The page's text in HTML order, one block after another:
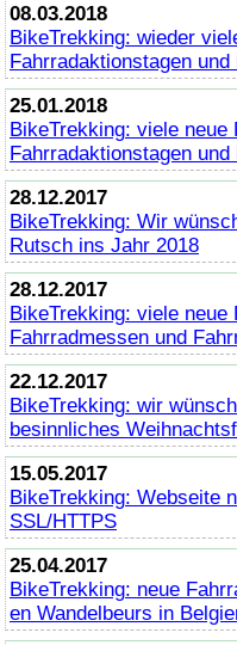
08.03.2018
BikeTrekking: wieder
Fahrradaktionstagen und
25.01.2018
BikeTrekking: viele neue
Fahrradaktionstagen und
28.12.2017
BikeTrekking: Wir
Rutsch ins Jahr 2018
28.12.2017
BikeTrekking: viele neue
Fahrradmessen und
22.12.2017
BikeTrekking: wir
besinnliches
15.05.2017
BikeTrekking: Webseite
SSL/HTTPS
25.04.2017
BikeTrekking: neue
en Wandelbeurs in